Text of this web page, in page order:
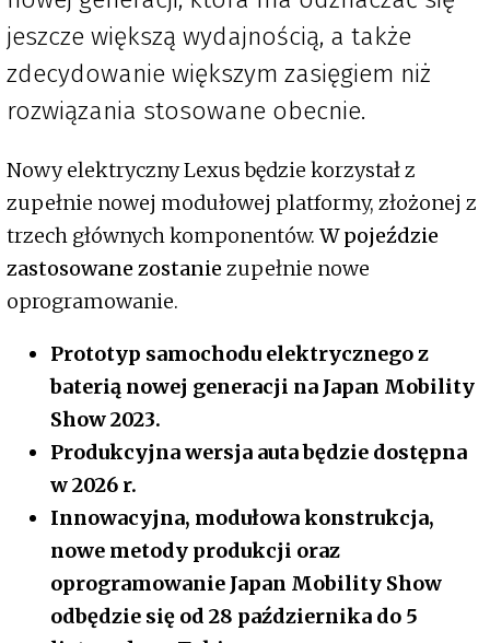
jeszcze większą wydajnością, a także
zdecydowanie większym zasięgiem niż
rozwiązania stosowane obecnie.
Nowy elektryczny Lexus będzie korzystał z
zupełnie nowej modułowej platformy, złożonej z
trzech głównych komponentów. W pojeździe
zastosowane zostanie zupełnie nowe
oprogramowanie.
Prototyp samochodu elektrycznego z
baterią nowej generacji na Japan Mobility
Show 2023.
Produkcyjna wersja auta będzie dostępna
w 2026 r.
Innowacyjna, modułowa konstrukcja,
nowe metody produkcji oraz
oprogramowanie Japan Mobility Show
odbędzie się od 28 października do 5